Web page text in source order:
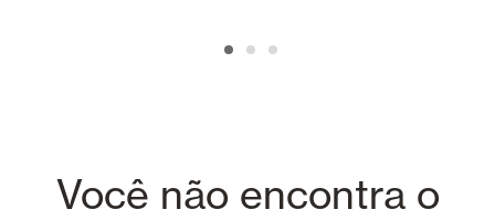
Você não encontra o